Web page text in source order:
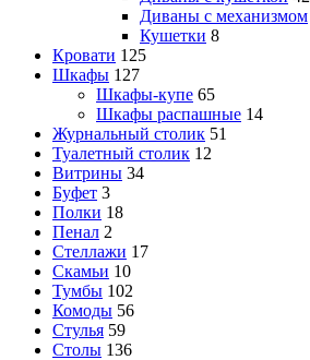
Диваны с механизмом
Кушетки 8
Кровати 125
Шкафы 127
Шкафы-купе 65
Шкафы распашные 14
Журнальный столик 51
Туалетный столик 12
Витрины 34
Буфет 3
Полки 18
Пенал 2
Стеллажи 17
Скамьи 10
Тумбы 102
Комоды 56
Стулья 59
Столы 136